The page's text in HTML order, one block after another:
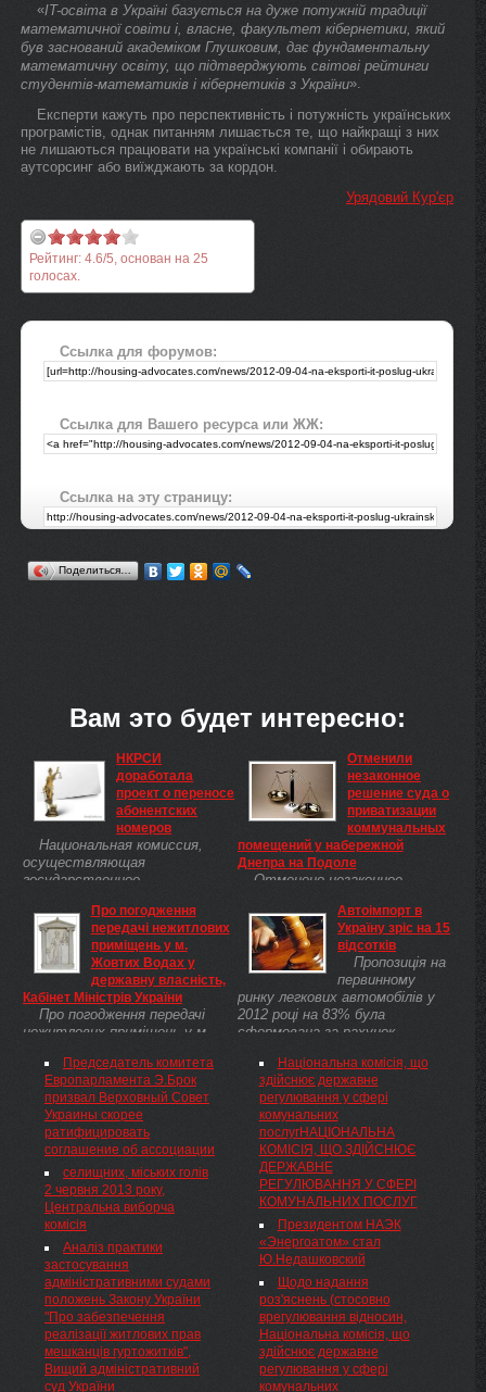
«IT-освіта в Україні базується на дуже потужній традиції
математичної совіти і, власне, факультет кібернетики, який
був заснований академіком Глушковим, дає фундаментальну
математичну освіту, що підтверджують світові рейтинги
студентів-математиків і кібернетиків з України».
Експерти кажуть про перспективність і потужність українських
програмістів, однак питанням лишається те, що найкращі з них
не лишаються працювати на українські компанії і обирають
аутсорсинг або виїжджають за кордон.
Урядовий Кур'єр
Рейтинг: 4.6/5, основан на 25
голосах.
Ссылка для форумов:
Ссылка для Вашего ресурса или ЖЖ:
Ссылка на эту страницу:
Поделиться…
Вам это будет интересно:
НКРСИ
доработала
проект о переносе
абонентских
номеров
Национальная комиссия,
осуществляющая
государственное
информатизации, сообщила о
завершении разработки
проекта «Положения о
предоставлении услуг по
переносу абонентских ...
Про погодження
передачі нежитлових
приміщень у м.
Жовтих Водах у
державну власність,
Кабінет Міністрів України
Про погодження передачі
нежитлових приміщень у м.
власність Погодитися з
пропозицією Генеральної
прокуратури України та
Жовтоводської міської ради
(Дніпропетровська область)
щодо передачі нежитлових
приміщень загальною площею
231,9 кв. метра (реєстраційний
номер 36147503) в будівлі
(літер А) по вул.
Хмельницького, 21/59, у м.
Жовтих Водах у державну
власність із закріпленням їх на
праві оперативного управління
за Генеральною прокуратурою
України.
Председатель комитета
Европарламента Э.Брок
призвал Верховный Совет
Украины скорее
ратифицировать
соглашение об ассоциации
селищних, міських голів
2 червня 2013 року,
Центральна виборча
комісія
Аналіз практики
застосування
адміністративними судами
положень Закону України
"Про забезпечення
реалізації житлових прав
мешканців гуртожитків",
Вищий адміністративний
суд України
Отменили
незаконное
решение суда о
приватизации
коммунальных
помещений у набережной
Днепра на Подоле
Отменено незаконное
инстанции, которым
коммунальные помещения у
набережной Днепра на Подоле
незаконно перешли в частную
собственность. Об этом
сообщает пресс-служба
прокуратуры ...
Автоімпорт в
Україну зріс на 15
відсотків
Пропозиція на
первинному
ринку легкових автомобілів у
2012 році на 83% була
сформована за рахунок
прес-служба
асоціаціїУкравтопром.За 2012
рік в Україну було завезено ...
Національна комісія, що
здійснює державне
регулювання у сфері
комунальних
послугНАЦІОНАЛЬНА
КОМІСІЯ, ЩО ЗДІЙСНЮЄ
ДЕРЖАВНЕ
РЕГУЛЮВАННЯ У СФЕРІ
КОМУНАЛЬНИХ ПОСЛУГ
Президентом НАЭК
«Энергоатом» стал
Ю.Недашковский
Щодо надання
роз'яснень (стосовно
врегулювання відносин,
Національна комісія, що
здійснює державне
регулювання у сфері
комунальних